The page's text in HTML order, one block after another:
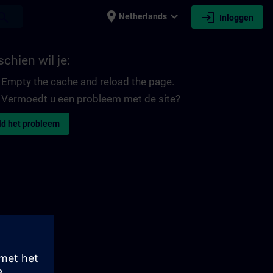
place Netherlands expand_more login Inloggen
wil je:
Empty the cache and reload the page.
Vermoedt u een probleem met de site?
het probleem